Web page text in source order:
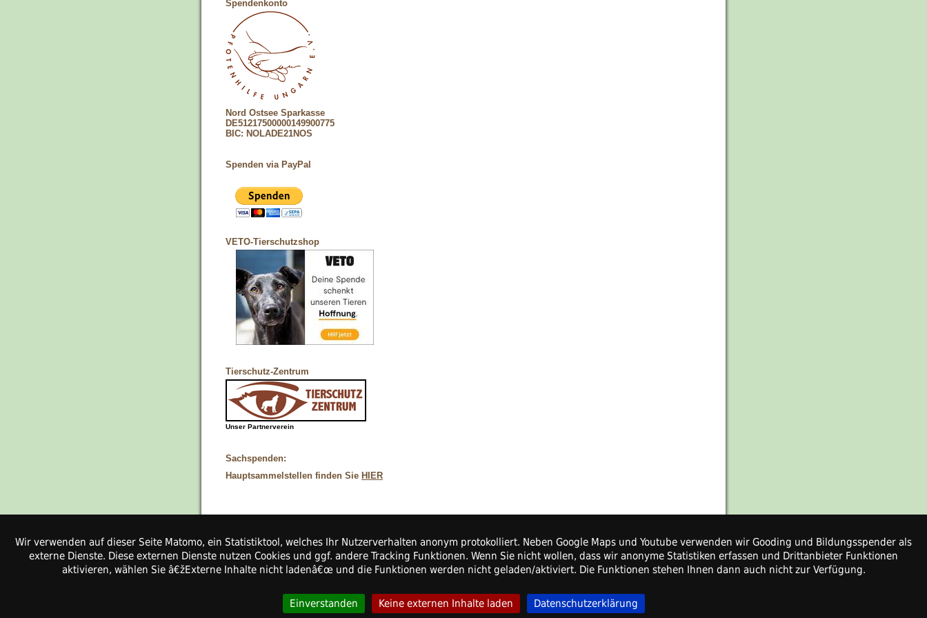
Spendenkonto
Nord Ostsee Sparkasse
DE51217500000149900775
BIC: NOLADE21NOS
Spenden via PayPal
VETO-Tierschutzshop
Tierschutz-Zentrum
Unser Partnerverein
Sachspenden:
Hauptsammelstellen finden Sie HIER
Kontakt
Pfotenhilfe-Ungarn e.V.
Weitere Kontaktdaten
Wir verwenden auf dieser Seite Matomo, ein Statistiktool, welches Ihr Nutzerverhalten anonym protokolliert. Neben Google Maps und Youtube verwenden wir Gooding und Bildungsspender als
externe Dienste. Diese externen Dienste nutzen Cookies und ggf. andere Tracking Funktionen. Wenn Sie nicht wollen, dass wir anonyme Statistiken erfassen und Drittanbieter Funktionen
aktivieren, wählen Sie â€žExterne Inhalte nicht ladenâ€œ und die Funktionen werden nicht geladen/aktiviert. Die Funktionen stehen Ihnen dann auch nicht zur Verfügung.
Einverstanden Keine externen Inhalte laden Datenschutzerklärung